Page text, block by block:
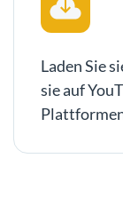
Laden Sie
sie auf